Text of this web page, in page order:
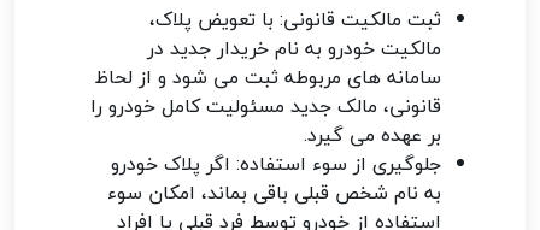
ثبت مالکیت قانونی: با تعویض پلاک،
مالکیت خودرو به نام خریدار جدید در
سامانه های مربوطه ثبت می شود و از لحاظ
قانونی، مالک جدید مسئولیت کامل خودرو را
بر عهده می گیرد.
جلوگیری از سوء استفاده: اگر پلاک خودرو
به نام شخص قبلی باقی بماند، امکان سوء
استفاده از خودرو توسط فرد قبلی یا افراد